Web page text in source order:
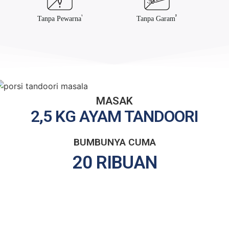
Tanpa Pewarna¹ Tanpa Garam²
MASAK
2,5 KG AYAM TANDOORI
BUMBUNYA CUMA
20 RIBUAN